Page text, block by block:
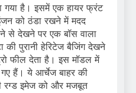
गया है। इसमें एक हायर फ्रंट
को ठंडा रखने में मदद
से देखने पर एक बॉस वाला
की पुरानी हेरिटेज बैजिंग देखने
फील देता है। इस मॉडल में
गए हैं। ये आर्चेज बाहर की
रग्ड इमेज को और मजबूत